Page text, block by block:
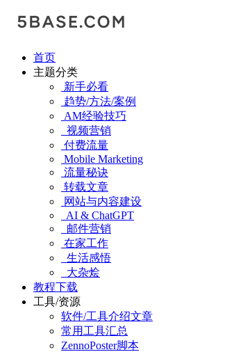
首页
主题分类
新手必看
趋势/方法/案例
AM经验技巧
视频营销
付费流量
Mobile Marketing
流量秘诀
转载文章
网站与内容建设
AI & ChatGPT
邮件营销
在家工作
生活感悟
大杂烩
教程下载
工具/资源
软件/工具介绍文章
常用工具汇总
ZennoPoster脚本